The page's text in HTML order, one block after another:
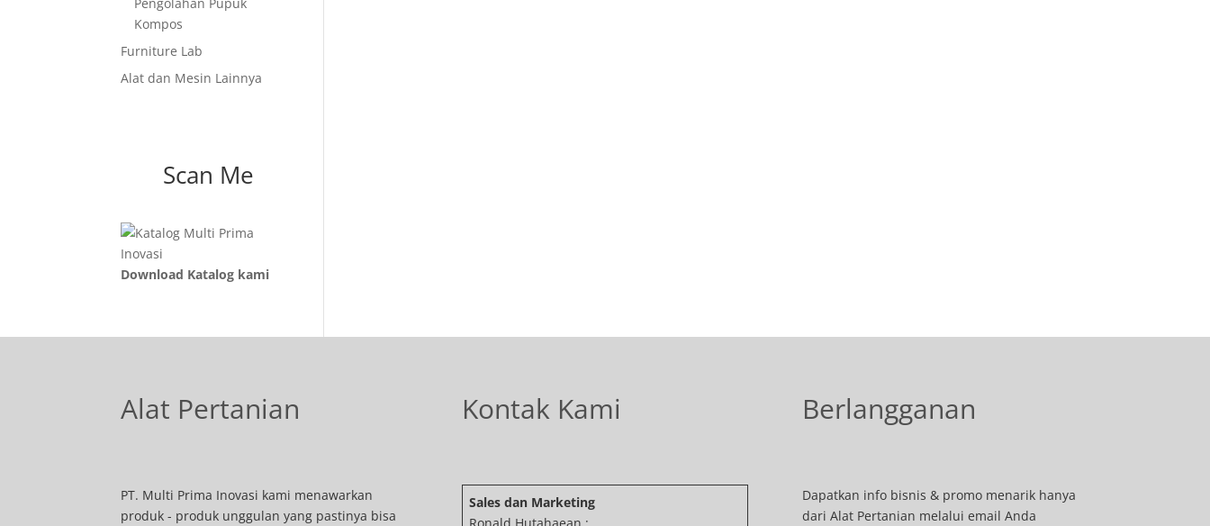
Kompos
Furniture Lab
Alat dan Mesin Lainnya
Scan Me
Download Katalog kami
Alat Pertanian
PT. Multi Prima Inovasi kami menawarkan
produk - produk unggulan yang pastinya bisa
Kontak Kami
Sales dan Marketing
Ronald Hutahaean :
Berlangganan
Dapatkan info bisnis & promo menarik hanya
dari Alat Pertanian melalui email Anda